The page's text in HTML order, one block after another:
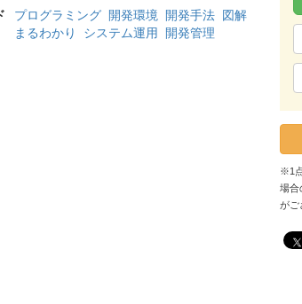
プログラミング 開発環境 開発手法 図解
まるわかり
システム運用 開発管理
※1
場合
がご